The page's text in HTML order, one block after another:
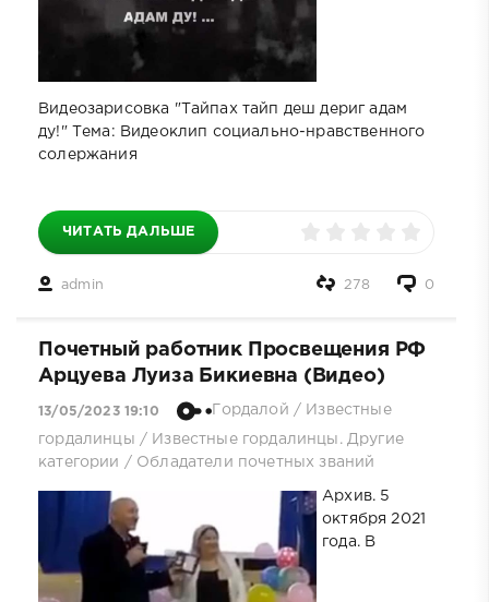
Видеозарисовка "Тайпах тайп деш дериг адам
ду!" Тема: Видеоклип социально-нравственного
солержания
ЧИТАТЬ ДАЛЬШЕ
admin 0
278
Почетный работник Просвещения РФ
Арцуева Луиза Бикиевна (Видео)
13/05/2023 19:10 Гордалой / Известные
гордалинцы / Известные гордалинцы. Другие
категории / Обладатели почетных званий
Архив. 5
октября 2021
года. В